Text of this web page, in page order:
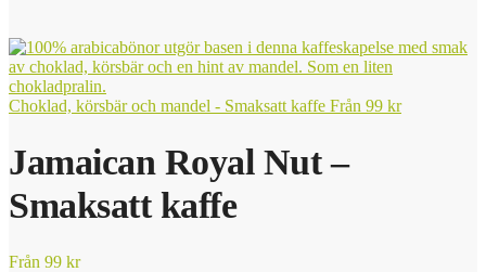
Choklad, körsbär och mandel - Smaksatt kaffe Från 99 kr
Jamaican Royal Nut –
Smaksatt kaffe
Från 99 kr